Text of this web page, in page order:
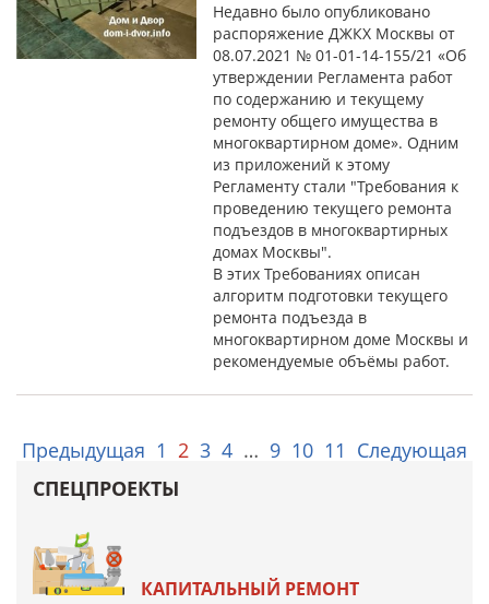
Недавно было опубликовано
распоряжение ДЖКХ Москвы от
08.07.2021 № 01-01-14-155/21 «Об
утверждении Регламента работ
по содержанию и текущему
ремонту общего имущества в
многоквартирном доме». Одним
из приложений к этому
Регламенту стали "Требования к
проведению текущего ремонта
подъездов в многоквартирных
домах Москвы".
В этих Требованиях описан
алгоритм подготовки текущего
ремонта подъезда в
многоквартирном доме Москвы и
рекомендуемые объёмы работ.
Предыдущая 1 2 3 4 … 9 10 11 Следующая
СПЕЦПРОЕКТЫ
КАПИТАЛЬНЫЙ РЕМОНТ